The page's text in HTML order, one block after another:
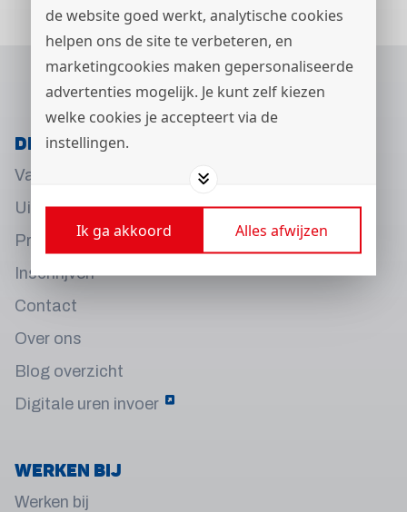
de website goed werkt, analytische cookies
helpen ons de site te verbeteren, en
marketingcookies maken gepersonaliseerde
advertenties mogelijk. Je kunt zelf kiezen
welke cookies je accepteert via de
instellingen.
Ik ga akkoord Alles afwijzen
Direct naar
Vacatures
Uitgelicht
Praktische informatie
Inschrijven
Contact
Over ons
Blog overzicht
Digitale uren invoer
Werken bij
Werken bij